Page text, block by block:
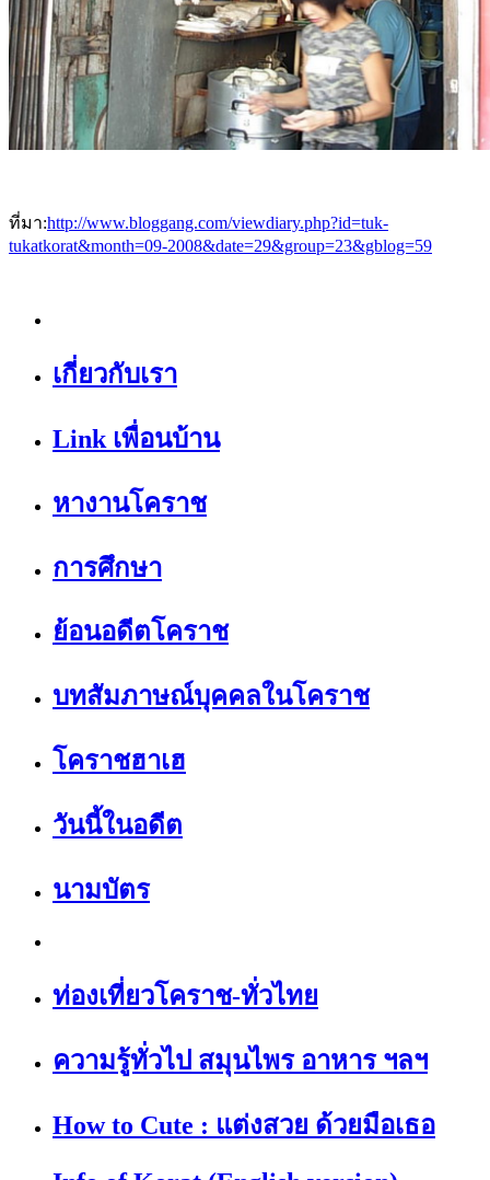
ที่มา:http://www.bloggang.com/viewdiary.php?id=tuk-
tukatkorat&month=09-2008&date=29&group=23&gblog=59
เกี่ยวกับเรา
Link เพื่อนบ้าน
หางานโคราช
การศึกษา
ย้อนอดีตโคราช
บทสัมภาษณ์บุคคลในโคราช
โคราชฮาเฮ
วันนี้ในอดีต
นามบัตร
ท่องเที่ยวโคราช-ทั่วไทย
ความรู้ทั่วไป สมุนไพร อาหาร ฯลฯ
How to Cute : แต่งสวย ด้วยมือเธอ